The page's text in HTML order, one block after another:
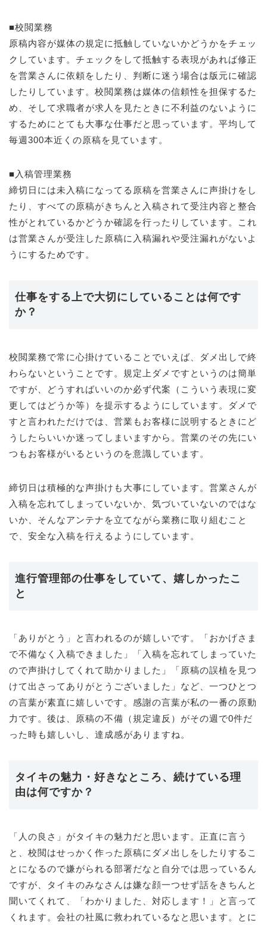
■校閲業務
原稿内容が媒体の規定に抵触していないかどうかをチェッ
クしています。チェックをして抵触する表現があれば修正
を営業さんに依頼をしたり、判断に迷う場合は版元に確認
したりしています。校閲業務は媒体の信頼性を担保するた
め、そして求職者が求人を見たときに不利益のないように
するためにとても大事な仕事だと思っています。平均して
毎週300本近くの原稿を見ています。
■入稿管理業務
締切日には未入稿になってる原稿を営業さんに声掛けをし
たり、すべての原稿がきちんと入稿されて受注内容と整合
性がとれているかどうか確認を行ったりしています。これ
は営業さんが受注した原稿に入稿漏れや受注漏れがないよ
うにするためです。
仕事をする上で大切にしていることは何です
か？
校閲業務で常に心掛けていることでいえば、ダメ出しで終
わらないということです。規定上ダメですというのは簡単
ですが、どうすればいいのか必ず代案（こういう表現に変
更してはどうか等）を提示するようにしています。ダメで
すと言われただけでは、営業もお客様に説明するときにど
うしたらいいか迷ってしまいますから。営業のその先にい
つもお客様がいるというのを意識しています。
締切日は積極的な声掛けも大事にしています。営業さんが
入稿を忘れてしまっていないか、気づいていないのではな
いか、そんなアンテナを立てながら業務に取り組むこと
で、安全な入稿を行えるようにしています。
進行管理部の仕事をしていて、嬉しかったこ
と
「ありがとう」と言われるのが嬉しいです。「おかげさま
で不備なく入稿できました」「入稿を忘れてしまっていた
ので声掛けしてくれて助かりました」「原稿の誤植を見つ
けて出さってありがとうございました」など、一つひとつ
の言葉が素直に嬉しいです。感謝の言葉が私の一番の原動
力です。後は、原稿の不備（規定違反）がその週で0件だ
った時も嬉しいし、達成感がありますね。
タイキの魅力・好きなところ、続けている理
由は何ですか？
「人の良さ」がタイキの魅力だと思います。正直に言う
と、校閲はせっかく作った原稿にダメ出しをしたりするこ
とになるので嫌がられる部署だなと自分では思っているん
ですが、タイキのみなさんは嫌な顔一つせず話をきちんと
聞いてくれて、「わかりました、対応します！」と言って
くれます。会社の社風に救われているなと思います。とに